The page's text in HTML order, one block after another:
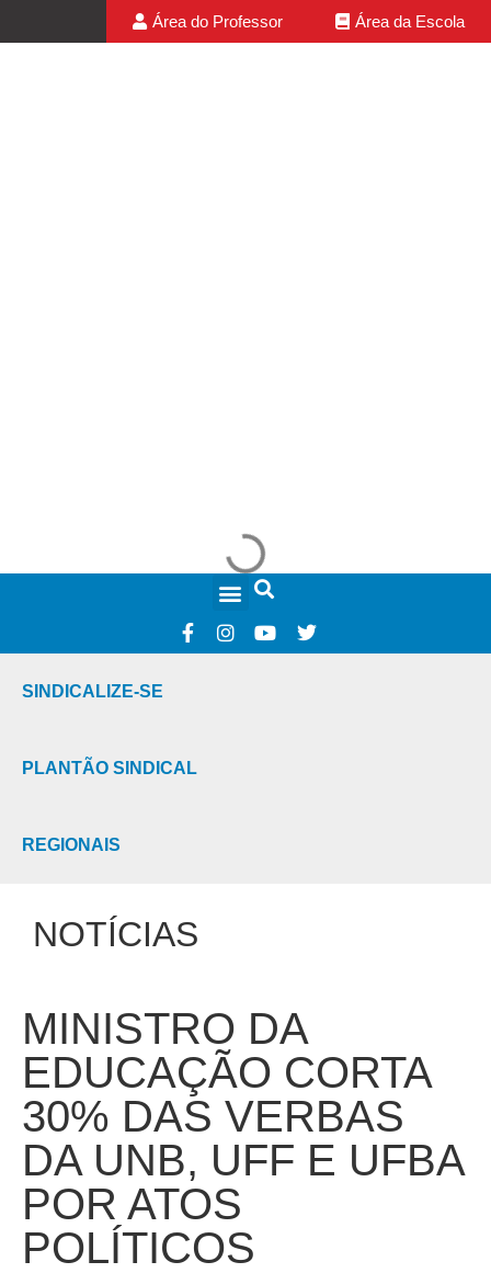
Área do Professor Área da Escola
SINDICALIZE-SE
PLANTÃO SINDICAL
REGIONAIS
NOTÍCIAS
MINISTRO DA
EDUCAÇÃO CORTA
30% DAS VERBAS
DA UNB, UFF E UFBA
POR ATOS
POLÍTICOS